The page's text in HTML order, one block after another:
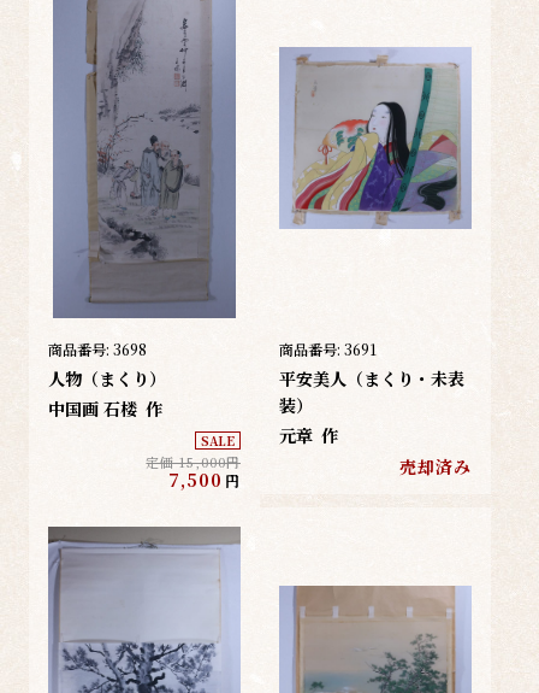
商品番号: 3698
人物（まくり）
中国画 石楼 作
SALE
定価 15,000円
7,500 円
商品番号: 3691
平安美人（まくり・未表
装）
元章 作
売却済み